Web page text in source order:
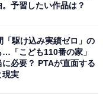
能ですし、クラウ
く利用していれ
報も同期されるの
。しかしiPhoneと
。予習したい作品は？
「駆け込み実績ゼロ」の
…「こども110番の家」
に必要？ PTAが直面する
現実